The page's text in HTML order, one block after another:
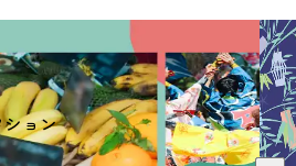
（音楽・展示会）
ョン